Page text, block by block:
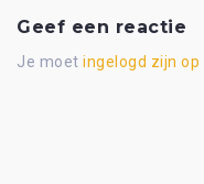
Geef een reactie
Je moet ingelogd zijn op